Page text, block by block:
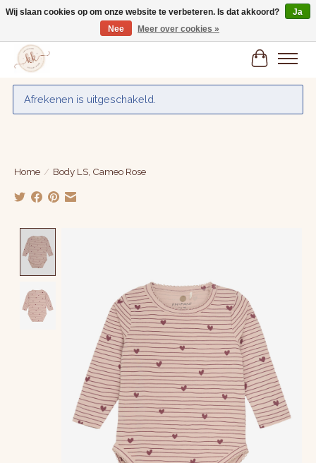
Gratis verzenden vanaf € 75,-
Afrekenen is uitgeschakeld.
Home / Body LS, Cameo Rose
Wij slaan cookies op om onze website te verbeteren. Is dat akkoord?
Ja
Nee
Meer over cookies »